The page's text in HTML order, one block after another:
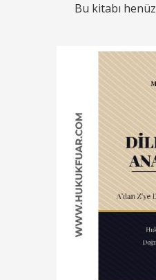
Bu kitabı